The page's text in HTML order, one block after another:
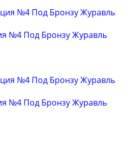
№4 Под Бронзу Журавль
№4 Под Бронзу Журавль